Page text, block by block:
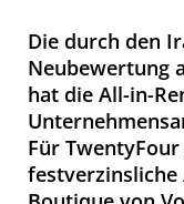
Die durch den
Neubewertung
hat die All-in-
Für
festverzinsliche